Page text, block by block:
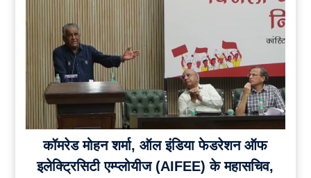
कॉमरेड मोहन शर्मा, ऑल इंडिया फेडरेशन ऑफ
इलेक्ट्रिसिटी एम्प्लोयीज (AIFEE) के महासचिव,